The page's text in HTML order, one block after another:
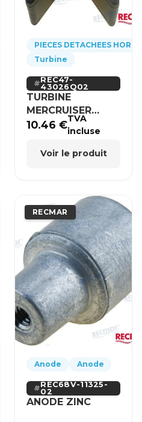
PIECES DETACHEES HORS-
Turbine
REC47-
43026Q02
TURBINE
MERCRUISER
MERCURY BRP
10.46€TVA
incluse
Voir le produit
RECMAR
Anode Anode
REC68V-11325-
02
ANODE ZINC